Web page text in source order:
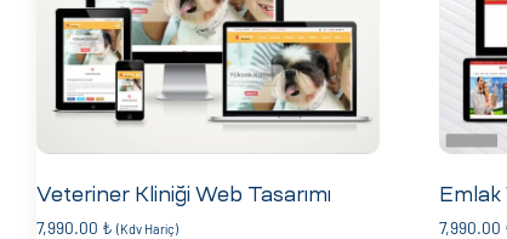
Veteriner Kliniği Web Tasarımı
7,990.00 ₺ (Kdv Hariç)
Emlak
7,990.00